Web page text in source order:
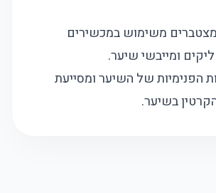
משימוש במכשירים
ומייבשי שיער.
הפנימיות של השיער ומסייעת
בשיער.